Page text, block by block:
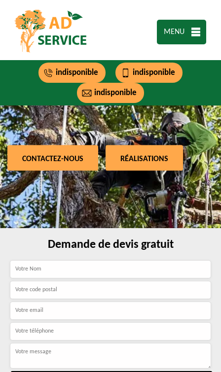
MENU
indisponible indisponible
indisponible
CONTACTEZ-NOUS RÉALISATIONS
Demande de devis gratuit